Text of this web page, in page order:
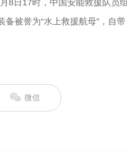
8日17时，中国安能救援队员组
被誉为“水上救援航母”，自带
微信